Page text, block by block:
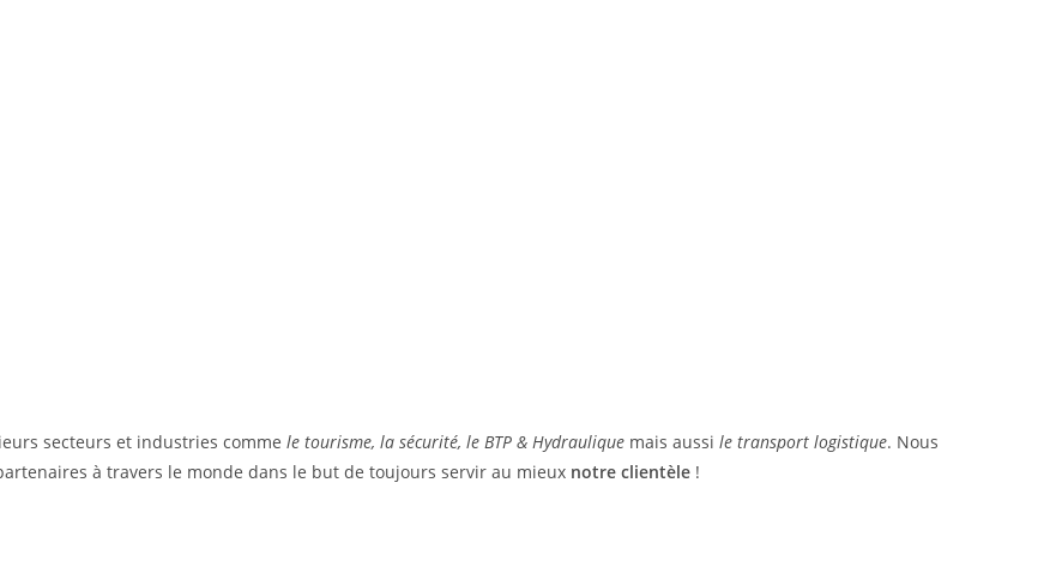
secteurs et industries comme le tourisme, la sécurité, le BTP & Hydraulique mais aussi le transport logistique. Nous
à travers le monde dans le but de toujours servir au mieux notre clientèle !